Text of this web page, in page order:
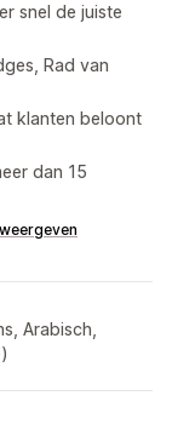
snel de juiste
Rad van
klanten beloont
dan 15
Arabisch,